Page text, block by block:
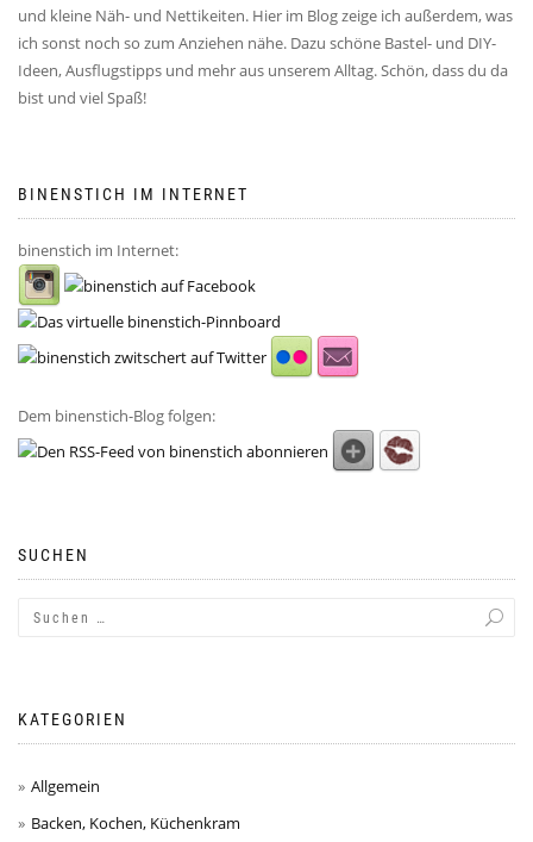
und kleine Näh- und Nettikeiten. Hier im Blog zeige ich außerdem, was
ich sonst noch so zum Anziehen nähe. Dazu schöne Bastel- und DIY-
Ideen, Ausflugstipps und mehr aus unserem Alltag. Schön, dass du da
bist und viel Spaß!
BINENSTICH IM INTERNET
binenstich im Internet:
Dem binenstich-Blog folgen:
SUCHEN
KATEGORIEN
Allgemein
Backen, Kochen, Küchenkram